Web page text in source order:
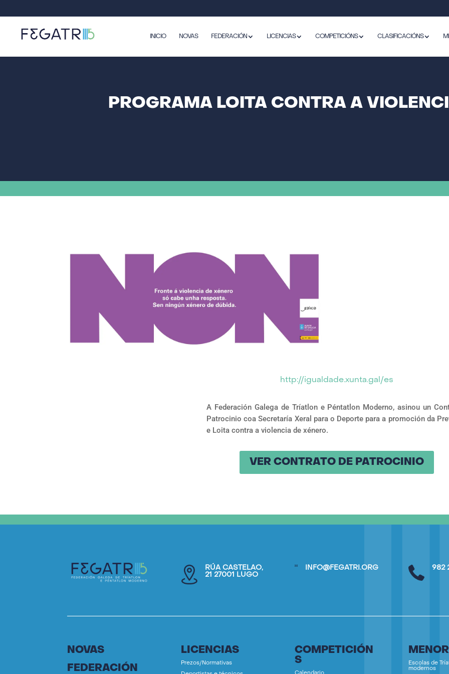
INICIO NOVAS FEDERACIÓN LICENCIAS COMPETICIÓNS CLASIFICACIÓNS
PROGRAMA LOITA CONTRA A
http://igualdade.xunta.gal/es
A Federación Galega de Tríatlon e Péntatlon Moderno, asinou un
Patrocinio coa Secretaría Xeral para o Deporte para a promoción da
e Loita contra a violencia de xénero.
VER CONTRATO DE PATROCINIO
RÚA CASTELAO,
21 27001 LUGO
INFO@FEGATRI.ORG 982
NOVAS
FEDERACIÓN
LICENCIAS
Prezos/Normativas
COMPETICIÓN
S
Escolas de
modernos